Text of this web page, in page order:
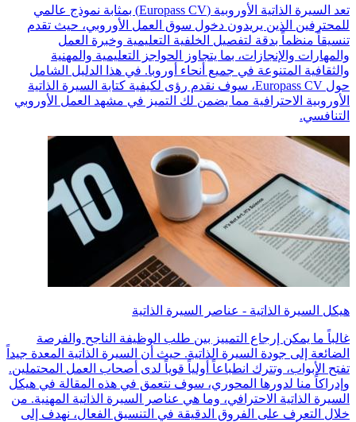
تعد السيرة الذاتية الأوروبية (Europass CV) بمثابة نموذج عالمي
للمحترفين الذين يريدون دخول سوق العمل الأوروبي، حيث تقدم
تنسيقاً منظماً بدقة لتفصيل الخلفية التعليمية وخبرة العمل
والمهارات والإنجازات، بما يتجاوز الحواجز التعليمية والمهنية
والثقافية المتنوعة في جميع أنحاء أوروبا. في هذا الدليل الشامل
حول Europass CV، سوف نقدم رؤى لكيفية كتابة السيرة الذاتية
الأوروبية الاحترافية مما يضمن لك التميز في مشهد العمل الأوروبي
التنافسي.
هيكل السيرة الذاتية - عناصر السيرة الذاتية
غالباً ما يمكن إرجاع التمييز بين طلب الوظيفة الناجح والفرصة
الضائعة إلى جودة السيرة الذاتية. حيث أن السيرة الذاتية المعدة جيداً
تفتح الأبواب، وتترك انطباعاً أولياً قوياً لدى أصحاب العمل المحتملين.
وإدراكاً منا لدورها المحوري، سوف نتعمق في هذه المقالة في هيكل
السيرة الذاتية الاحترافي، وما هي عناصر السيرة الذاتية المهنية. من
خلال التعرف على الفروق الدقيقة في التنسيق الفعال، نهدف إلى